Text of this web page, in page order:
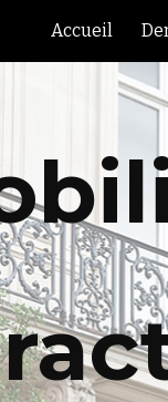
Skip to main
Accueil